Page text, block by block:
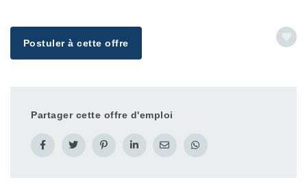
Postuler à cette offre
Partager cette offre d'emploi